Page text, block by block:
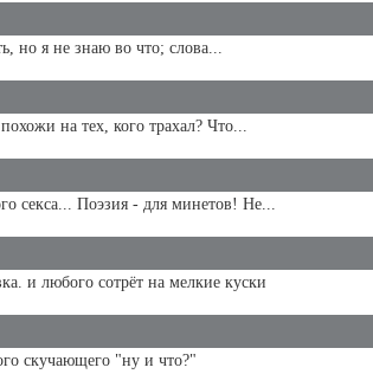
но я не знаю во что; слова...
на тех, кого трахал? Что...
секса... Поэзия - для минетов! Не...
и любого сотрёт на мелкие куски
скучающего "ну и что?"